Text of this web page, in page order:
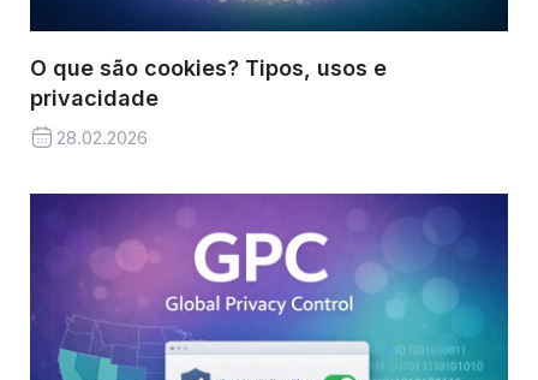
O que são cookies? Tipos, usos e
privacidade
28.02.2026